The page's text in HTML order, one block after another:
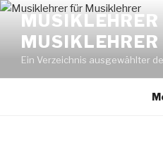
Zum
Inhalt
springen
MUSIKLEHRER
MUSIKLEHRER
Ein Verzeichnis ausgewählter